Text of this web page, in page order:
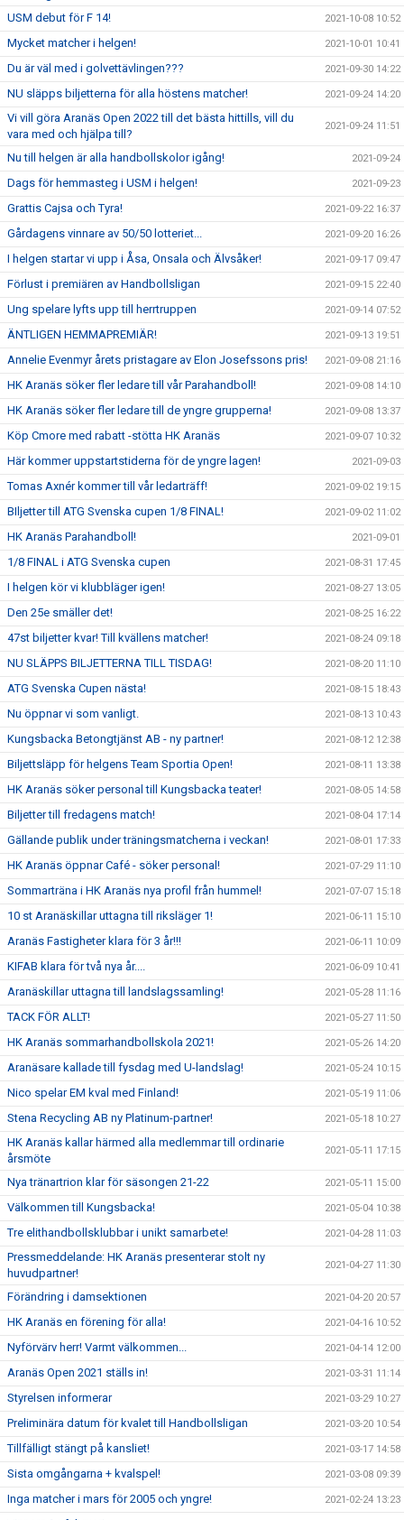
USM debut för F 14!
2021-10-08 10:52
Mycket matcher i helgen! 2021-10-01 10:41
Du är väl med i golvettävlingen??? 2021-09-30 14:22
NU släpps biljetterna för alla höstens matcher! 2021-09-24 14:20
Vi vill göra Aranäs Open 2022 till det bästa hittills, vill du
vara med och hjälpa till?
2021-09-24 11:51
Nu till helgen är alla handbollskolor igång! 2021-09-24
Dags för hemmasteg i USM i helgen! 2021-09-23
Grattis Cajsa och Tyra! 2021-09-22 16:37
Gårdagens vinnare av 50/50 lotteriet... 2021-09-20 16:26
I helgen startar vi upp i Åsa, Onsala och Älvsåker! 2021-09-17 09:47
Förlust i premiären av Handbollsligan 2021-09-15 22:40
Ung spelare lyfts upp till herrtruppen 2021-09-14 07:52
ÄNTLIGEN HEMMAPREMIÄR! 2021-09-13 19:51
Annelie Evenmyr årets pristagare av Elon Josefssons pris! 2021-09-08 21:16
HK Aranäs söker fler ledare till vår Parahandboll! 2021-09-08 14:10
HK Aranäs söker fler ledare till de yngre grupperna! 2021-09-08 13:37
Köp Cmore med rabatt -stötta HK Aranäs 2021-09-07 10:32
Här kommer uppstartstiderna för de yngre lagen! 2021-09-03
Tomas Axnér kommer till vår ledarträff! 2021-09-02 19:15
BIljetter till ATG Svenska cupen 1/8 FINAL! 2021-09-02 11:02
HK Aranäs Parahandboll! 2021-09-01
1/8 FINAL i ATG Svenska cupen 2021-08-31 17:45
I helgen kör vi klubbläger igen! 2021-08-27 13:05
Den 25e smäller det! 2021-08-25 16:22
47st biljetter kvar! Till kvällens matcher! 2021-08-24 09:18
NU SLÄPPS BILJETTERNA TILL TISDAG! 2021-08-20 11:10
ATG Svenska Cupen nästa! 2021-08-15 18:43
Nu öppnar vi som vanligt. 2021-08-13 10:43
Kungsbacka Betongtjänst AB - ny partner! 2021-08-12 12:38
Biljettsläpp för helgens Team Sportia Open! 2021-08-11 13:38
HK Aranäs söker personal till Kungsbacka teater! 2021-08-05 14:58
Biljetter till fredagens match! 2021-08-04 17:14
Gällande publik under träningsmatcherna i veckan! 2021-08-01 17:33
HK Aranäs öppnar Café - söker personal! 2021-07-29 11:10
Sommarträna i HK Aranäs nya profil från hummel! 2021-07-07 15:18
10 st Aranäskillar uttagna till riksläger 1! 2021-06-11 15:10
Aranäs Fastigheter klara för 3 år!!! 2021-06-11 10:09
KIFAB klara för två nya år.... 2021-06-09 10:41
Aranäskillar uttagna till landslagssamling! 2021-05-28 11:16
TACK FÖR ALLT! 2021-05-27 11:50
HK Aranäs sommarhandbollskola 2021! 2021-05-26 14:20
Aranäsare kallade till fysdag med U-landslag! 2021-05-24 10:15
Nico spelar EM kval med Finland! 2021-05-19 11:06
Stena Recycling AB ny Platinum-partner! 2021-05-18 10:27
HK Aranäs kallar härmed alla medlemmar till ordinarie
årsmöte
2021-05-11 17:15
Nya tränartrion klar för säsongen 21-22 2021-05-11 15:00
Välkommen till Kungsbacka! 2021-05-04 10:38
Tre elithandbollsklubbar i unikt samarbete! 2021-04-28 11:03
Pressmeddelande: HK Aranäs presenterar stolt ny
huvudpartner!
2021-04-27 11:30
Förändring i damsektionen 2021-04-20 20:57
HK Aranäs en förening för alla! 2021-04-16 10:52
Nyförvärv herr! Varmt välkommen... 2021-04-14 12:00
Aranäs Open 2021 ställs in! 2021-03-31 11:14
Styrelsen informerar 2021-03-29 10:27
Preliminära datum för kvalet till Handbollsligan 2021-03-20 10:54
Tillfälligt stängt på kansliet! 2021-03-17 14:58
Sista omgångarna + kvalspel! 2021-03-08 09:39
Inga matcher i mars för 2005 och yngre! 2021-02-24 13:23